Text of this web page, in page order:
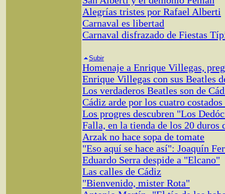
Alegrías tristes por Rafael Alberti
Carnaval es libertad
Carnaval disfrazado de Fiestas
Subir
Homenaje a Enrique Villegas,
Enrique Villegas con sus Beatles
Los verdaderos Beatles son de
Cádiz arde por los cuatro
Los progres descubren "Los
Falla, en la tienda de los 20 duros
Arzak no hace sopa de tomate
"Eso aquí se hace así": Joaquín
Eduardo Serra despide a "Elcano"
Las calles de Cádiz
"Bienvenido, mister Rota"